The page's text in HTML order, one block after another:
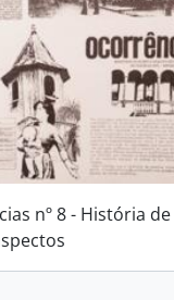
nº 8 - História de